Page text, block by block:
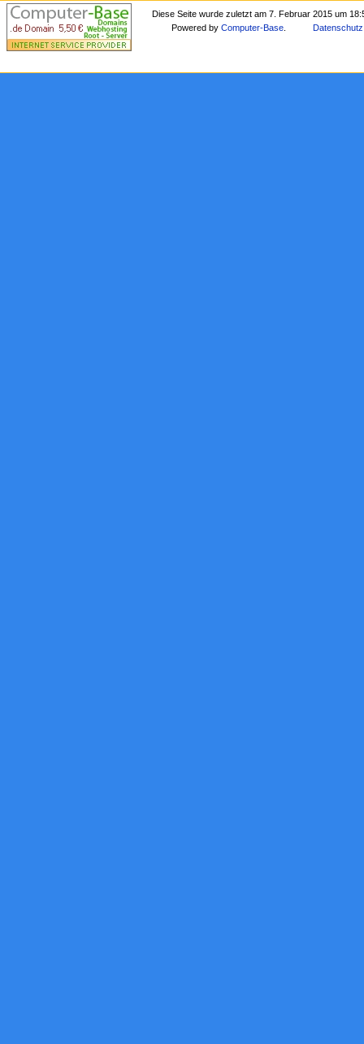
Diese Seite wurde zuletzt am 7. Februar 2015 um
Powered byComputer-Base Datenschutz